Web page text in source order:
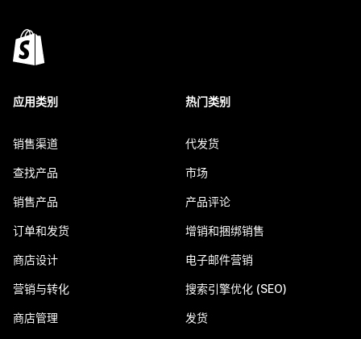
应用类别
销售渠道
查找产品
销售产品
订单和发货
商店设计
营销与转化
商店管理
热门类别
代发货
市场
产品评论
增销和捆绑销售
电子邮件营销
搜索引擎优化 (SEO)
发货